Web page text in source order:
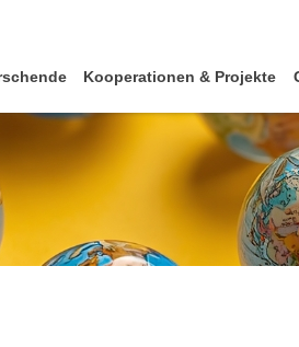
Kooperationen & Projekte